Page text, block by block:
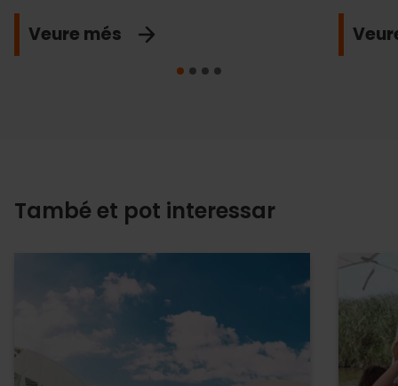
Veure més
També et pot interessar